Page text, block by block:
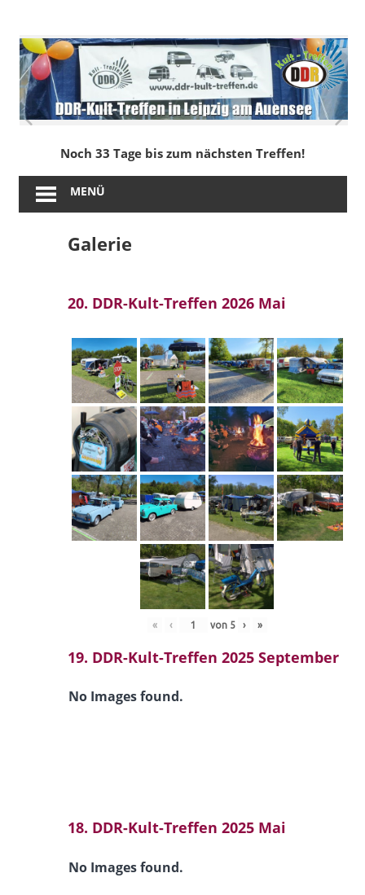
springen
DDR-
Kult-
Treffen
in
Leipzig
am
Noch 33 Tage bis zum nächsten Treffen!
MENÜ
Galerie
20. DDR-Kult-Treffen 2026 Mai
« ‹ von 5 › »
19. DDR-Kult-Treffen 2025 September
No Images found.
18. DDR-Kult-Treffen 2025 Mai
No Images found.